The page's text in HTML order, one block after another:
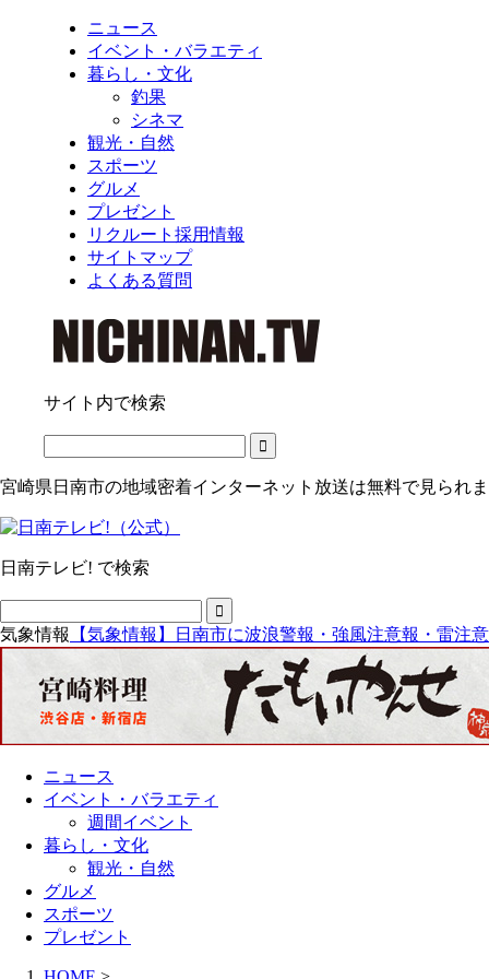
ニュース
イベント・バラエティ
暮らし・文化
釣果
シネマ
観光・自然
スポーツ
グルメ
プレゼント
リクルート採用情報
サイトマップ
よくある質問
サイト内で検索
宮崎県日南市の地域密着インターネット放送は無料で見られ
日南テレビ! で検索
気象情報 【気象情報】日南市に波浪警報・強風注意報・雷注
ニュース
イベント・バラエティ
週間イベント
暮らし・文化
観光・自然
グルメ
スポーツ
プレゼント